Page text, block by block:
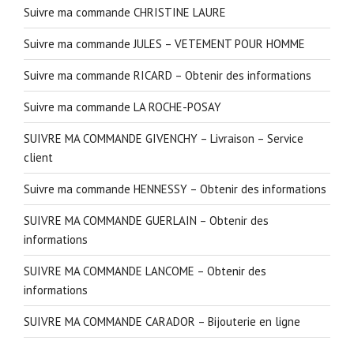
Suivre ma commande CHRISTINE LAURE
Suivre ma commande JULES – VETEMENT POUR HOMME
Suivre ma commande RICARD – Obtenir des informations
Suivre ma commande LA ROCHE-POSAY
SUIVRE MA COMMANDE GIVENCHY – Livraison – Service
client
Suivre ma commande HENNESSY – Obtenir des informations
SUIVRE MA COMMANDE GUERLAIN – Obtenir des
informations
SUIVRE MA COMMANDE LANCOME – Obtenir des
informations
SUIVRE MA COMMANDE CARADOR – Bijouterie en ligne